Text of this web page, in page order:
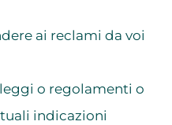
ai reclami da voi
o regolamenti o
indicazioni